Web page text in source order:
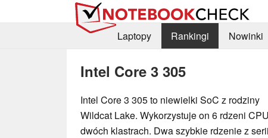
Laptopy
Rankingi Nowinki
Intel Core 3 305
Intel Core 3 305 to niewielki SoC z rodziny
Wildcat Lake. Wykorzystuje on 6 rdzeni
dwóch klastrach. Dwa szybkie rdzenie z serii